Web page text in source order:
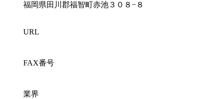
福岡県田川郡福智町赤池３０８−８
URL
FAX番号
業界